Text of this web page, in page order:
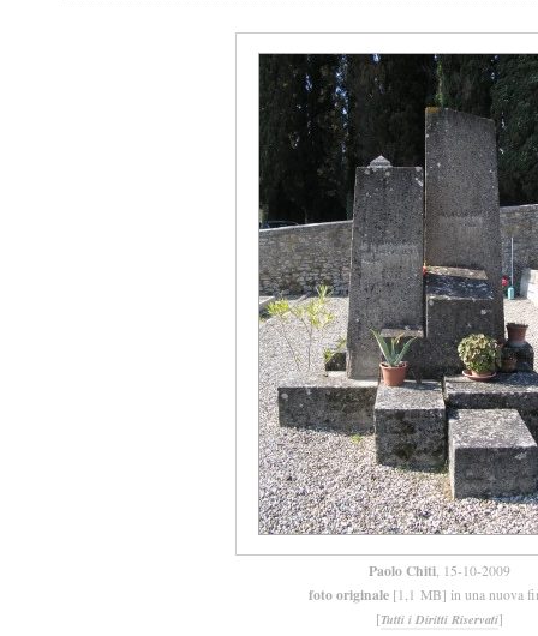
Paolo Chiti, 15-10-2009
foto originale [1,1 MB] in una nuova
[Tutti i Diritti Riservati]